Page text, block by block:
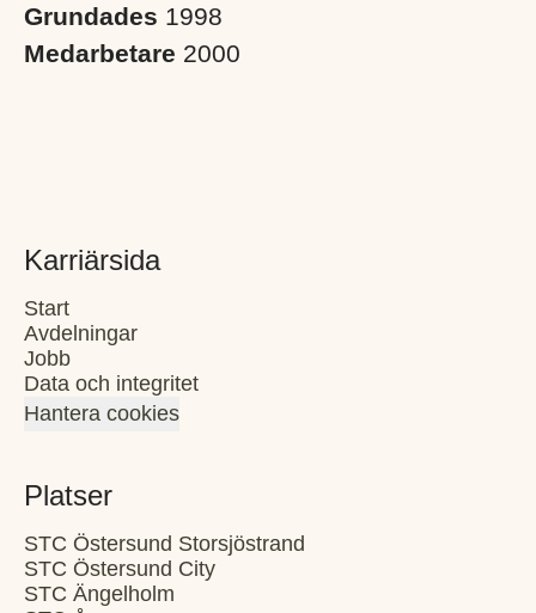
Grundades 1998
Medarbetare 2000
Karriärsida
Start
Avdelningar
Jobb
Data och integritet
Hantera cookies
Platser
STC Östersund Storsjöstrand
STC Östersund City
STC Ängelholm